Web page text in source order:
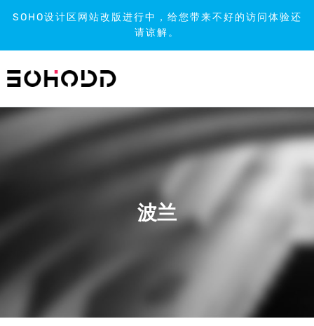
SOHO设计区网站改版进行中，给您带来不好的访问体验还
请谅解。
到
容
波兰